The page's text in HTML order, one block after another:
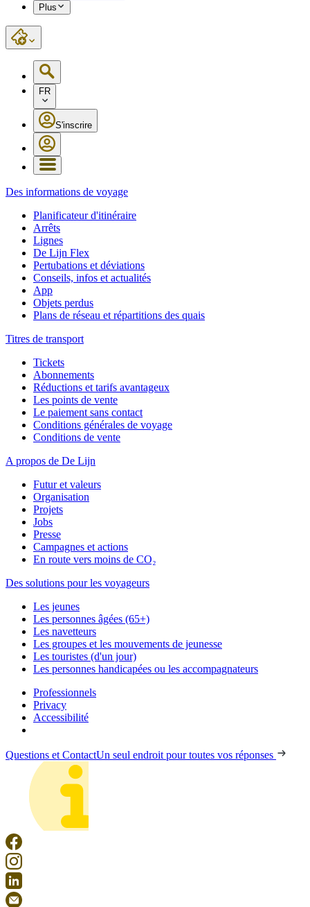
Plus
FR
S'inscrire
Des informations de voyage
Planificateur d'itinéraire
Arrêts
Lignes
De Lijn Flex
Pertubations et déviations
Conseils, infos et actualités
App
Objets perdus
Plans de réseau et répartitions des quais
Titres de transport
Tickets
Abonnements
Réductions et tarifs avantageux
Les points de vente
Le paiement sans contact
Conditions générales de voyage
Conditions de vente
A propos de De Lijn
Futur et valeurs
Organisation
Projets
Jobs
Presse
Campagnes et actions
En route vers moins de CO₂
Des solutions pour les voyageurs
Les jeunes
Les personnes âgées (65+)
Les navetteurs
Les groupes et les mouvements de jeunesse
Les touristes (d'un jour)
Les personnes handicapées ou les accompagnateurs
Professionnels
Privacy
Accessibilité
Questions et ContactUn seul endroit pour toutes vos réponses